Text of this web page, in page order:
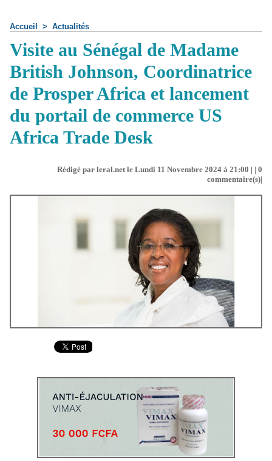
Accueil > Actualités
Visite au Sénégal de Madame
British Johnson, Coordinatrice
de Prosper Africa et lancement
du portail de commerce US
Africa Trade Desk
Rédigé par leral.net le Lundi 11 Novembre 2024 à 21:00 | | 0
commentaire(s)|